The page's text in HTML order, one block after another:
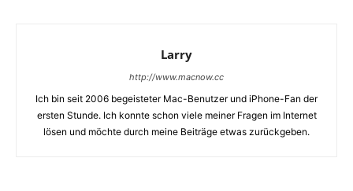
Larry
http://www.macnow.cc
Ich bin seit 2006 begeisteter Mac-Benutzer und iPhone-Fan der
ersten Stunde. Ich konnte schon viele meiner Fragen im Internet
lösen und möchte durch meine Beiträge etwas zurückgeben.